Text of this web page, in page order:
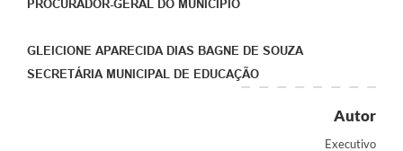
PROCURADOR-GERAL DO MUNICÍPIO
GLEICIONE APARECIDA DIAS BAGNE DE SOUZA
SECRETÁRIA MUNICIPAL DE EDUCAÇÃO
Autor
Executivo